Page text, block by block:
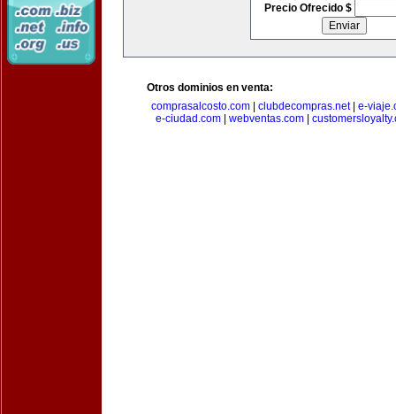
Precio Ofrecido $
Otros dominios en venta:
comprasalcosto.com
clubdecompras.net| e-
e-ciudad.com| webventas.com|